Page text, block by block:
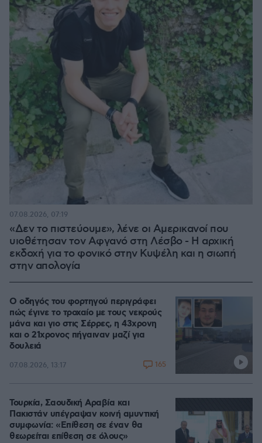
«Δεν το πιστεύουμε», λένε οι Αμερικανοί που
υιοθέτησαν τον Αφγανό στη Λέσβο - Η αρχική
εκδοχή για το φονικό στην Κυψέλη και η σιωπή
στην απολογία
07.08.2026, 07:19
Ο οδηγός του φορτηγού περιγράφει
πώς έγινε το τροχαίο με τους νεκρούς
μάνα και γιο στις Σέρρες, η 43χρονη
και ο 21χρονος πήγαιναν μαζί για
δουλειά
07.08.2026, 13:17 165
Τουρκία, Σαουδική Αραβία και
Πακιστάν υπέγραψαν κοινή αμυντική
συμφωνία: «Επίθεση σε έναν θα
θεωρείται επίθεση σε όλους»